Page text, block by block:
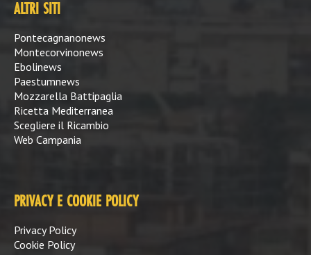
ALTRI SITI
Pontecagnanonews
Montecorvinonews
Ebolinews
Paestumnews
Mozzarella Battipaglia
Ricetta Mediterranea
Scegliere il Ricambio
Web Campania
PRIVACY E COOKIE POLICY
Privacy Policy
Cookie Policy